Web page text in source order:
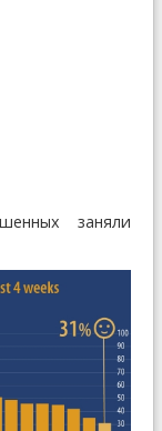
заняли